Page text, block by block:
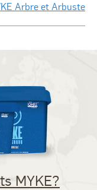
Arbre et Arbuste
MYKE?